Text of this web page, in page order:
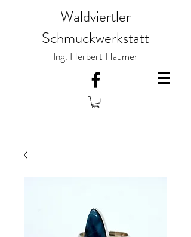
Waldviertler
Schmuckwerkstatt
Ing. Herbert Haumer